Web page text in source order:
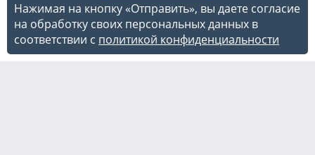
Нажимая на кнопку «Отправить», вы даете согласие
на обработку своих персональных данных в
соответствии с политикой конфиденциальности